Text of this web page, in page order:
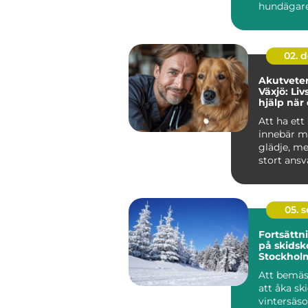
02.
Växjö:
hjälp när
Att ha ett
innebär
glädje,
stort
05.
på
Att
att åka